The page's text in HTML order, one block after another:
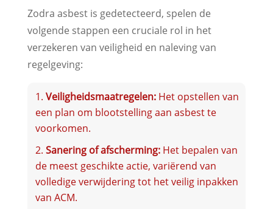
Zodra asbest is gedetecteerd, spelen de
volgende stappen een cruciale rol in het
verzekeren van veiligheid en naleving van
regelgeving:
Veiligheidsmaatregelen: Het opstellen van
een plan om blootstelling aan asbest te
voorkomen.
Sanering of afscherming: Het bepalen van
de meest geschikte actie, variërend van
volledige verwijdering tot het veilig inpakken
van ACM.